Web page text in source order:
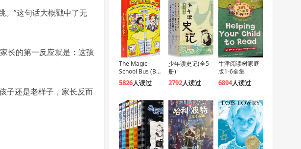
。”这句话大概戳中了无
长的第一反应就是：这孩
子还是老样子，家长反而
The Magic
School Bus (Box
1)
5826人读过
少年读史记(全5
册)
2792人读过
牛津阅读树家庭
版1-6全集
6894人读过